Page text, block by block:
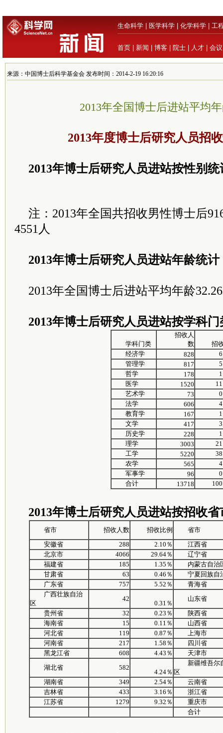
生命科学 医学科学 化学科学 工
首页 新闻 博客 院士 人才 会议
来源：中国博士后科学基金会 发布时间：2014-2-19 16:20:16
2013年全国博士后进站平均
2013年度博士后研究人员招
2013年博士后研究人员进站按性别统
注：2013年全国共招收男性博士后
4551人
2013年博士后研究人员进站年龄统计
2013年全国博士后进站平均年龄
2013年博士后研究人员进站按学科门
学科门类
招收人
数
招
经济学
828
管理学
817
哲学
178
医学
1520
艺术学
73
法学
606
教育学
167
文学
417
历史学
228
理学
3003
工学
5220
农学
565
军事学
96
合计
13718
2013年博士后研究人员进站按招收省
省市 招收人数 招收比例
省市
安徽省
288 2.10％
江西省
北京市
4066 29.64％
辽宁省
福建省
185 1.35％
内蒙古自治
甘肃省
63 0.46％
宁夏回族自
广东省
757 5.52％
青海省
广西壮族自治
区
42
0.31％
山东省
贵州省
32 0.23％
陕西省
海南省
15 0.11％
山西省
河北省
119 0.87％
上海市
河南省
217 1.58％
四川省
黑龙江省
608 4.43％
天津市
湖北省
582
4.24％
新疆维吾尔
区
湖南省
349 2.54％
云南省
吉林省
433 3.16％
浙江省
江苏省
1279 9.32％
重庆市
合计